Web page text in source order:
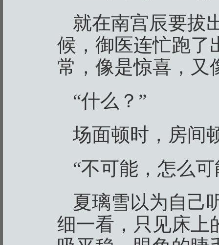
就在南宫辰要拔
候，御医连忙跑了
常，像是惊喜，又
“什么？”
场面顿时，房间
“不可能，怎么可
夏璃雪以为自己
细一看，只见床上